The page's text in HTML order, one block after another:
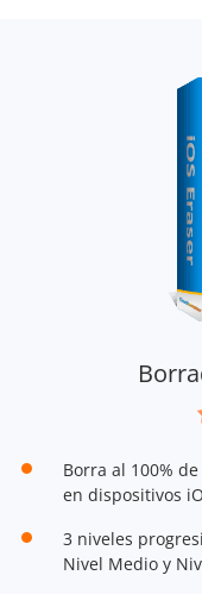
Borra al 100%
en dispositivos
3 niveles
Nivel Medio y